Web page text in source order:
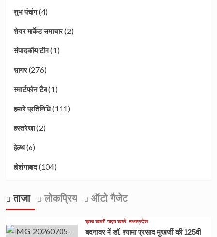
शुभ पंचांग(4)
शेयर मार्केट समाचार(2)
संपादकीय टीम(1)
सागर(276)
स्मार्टफोन टैब(1)
हमारे प्रतिनिधि(111)
हस्तरेखा(2)
हेल्थ(6)
होशंगाबाद(104)
ताजा लोकप्रिय ऑटो गैजेट
ख़ास खबरें ताज़ा खबरे मध्यप्रदेश
बदनावर में डॉ. श्यामा प्रसाद मुखर्जी की 125वीं